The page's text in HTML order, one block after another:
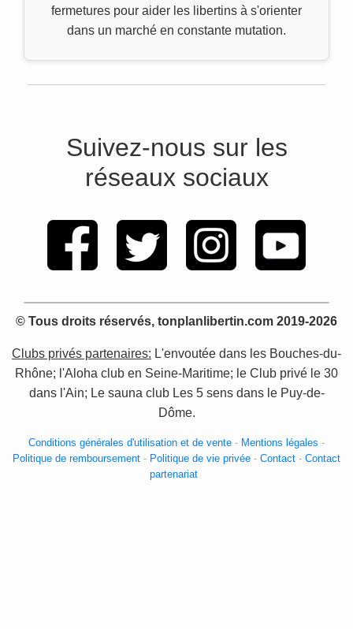
fermetures pour aider les libertins à s'orienter
dans un marché en constante mutation.
Suivez-nous sur les
réseaux sociaux
© Tous droits réservés, tonplanlibertin.com 2019-2026
Clubs privés partenaires: L'envoutée dans les Bouches-du-
Rhône; l'Aloha club en Seine-Maritime; le Club privé le 30
dans l'Ain; Le sauna club Les 5 sens dans le Puy-de-
Dôme.
Conditions générales d'utilisation et de vente - Mentions légales -
Politique de remboursement - Politique de vie privée - Contact - Contact
partenariat